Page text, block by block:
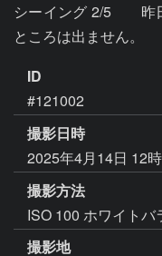
シーイング 2/5　　
ところは出ません。
ID
#121002
撮影日時
2025年4月14日 12
撮影方法
ISO 100 ホワイトバ
撮影地